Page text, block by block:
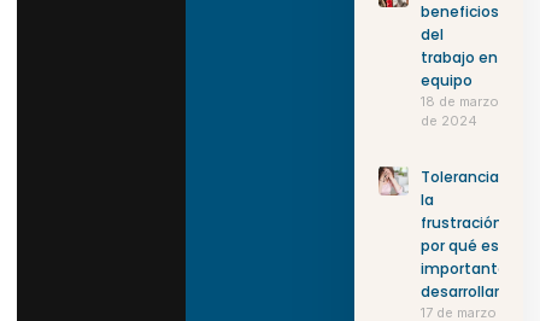
beneficios
del
trabajo en
equipo
18 de marzo
de 2024
Tolerancia a
la
frustración:
por qué es
importante
desarrollarla
17 de marzo